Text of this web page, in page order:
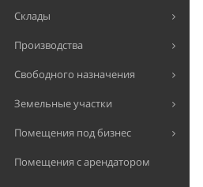
Склады
Производства
Свободного назначения
Земельные участки
Помещения под бизнес
Помещения с арендатором